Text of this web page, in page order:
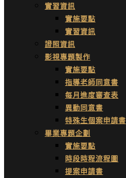
實習資訊
實施要點
實習資訊
證照資訊
影視專題製作
實施要點
指導老師同意書
每月進度審查表
異動同意書
特殊生個案申請書
畢業專題企劃
實施要點
時段時程流程圖
提案申請書